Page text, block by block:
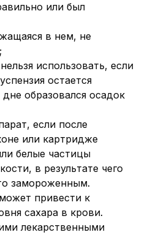
или был
в нем, не
использовать, если
остается
образовался осадок
если после
или картридже
белые частицы
в результате чего
замороженным.
привести к
сахара в крови.
лекарственными